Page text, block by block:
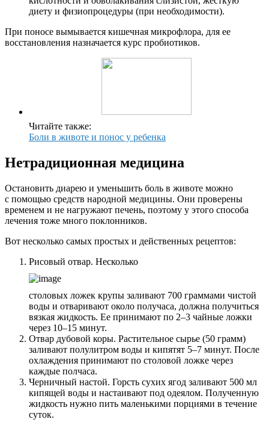
диету и физиопроцедуры (при необходимости).
При поносе вымывается кишечная микрофлора, для ее
восстановления назначается курс пробиотиков.
Читайте также:
Боли в животе и понос у ребенка
Нетрадиционная медицина
Остановить диарею и уменьшить боль в животе можно
с помощью средств народной медицины. Они проверены
временем и не нагружают печень, поэтому у этого способа
лечения тоже много поклонников.
Вот несколько самых простых и действенных рецептов:
Рисовый отвар. Несколько
столовых ложек крупы заливают 700 граммами чистой
воды и отваривают около получаса, должна получиться
вязкая жидкость. Ее принимают по 2–3 чайные ложки
через 10–15 минут.
Отвар дубовой коры. Растительное сырье (50 грамм)
заливают полулитром воды и кипятят 5–7 минут. После
охлаждения принимают по столовой ложке через
каждые полчаса.
Черничный настой. Горсть сухих ягод заливают 500 мл
кипящей воды и настаивают под одеялом. Полученную
жидкость нужно пить маленькими порциями в течение
суток.